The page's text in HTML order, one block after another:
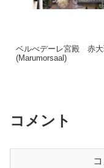
ベルべデーレ宮殿 赤大
(Marumorsaal)
コメント